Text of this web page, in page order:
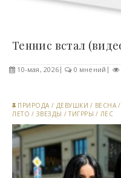
10-мая, 2026 0 мнений
ПРИРОДА / ДЕВУШКИ / ВЕСНА /
ЛЕТО / ЗВЕЗДЫ /ТИГРРЫ / ЛЕС